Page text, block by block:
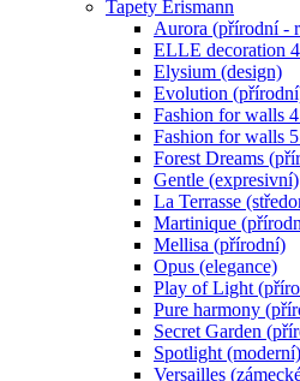
Tapety Erismann
Aurora (přírodní -
ELLE decoration
Elysium (design)
Evolution
Fashion for walls
Fashion for walls
Forest Dreams
Gentle (expresivní)
La Terrasse
Martinique
Mellisa (přírodní)
Opus (elegance)
Play of Light
Pure harmony
Secret Garden
Spotlight (moderní)
Versailles